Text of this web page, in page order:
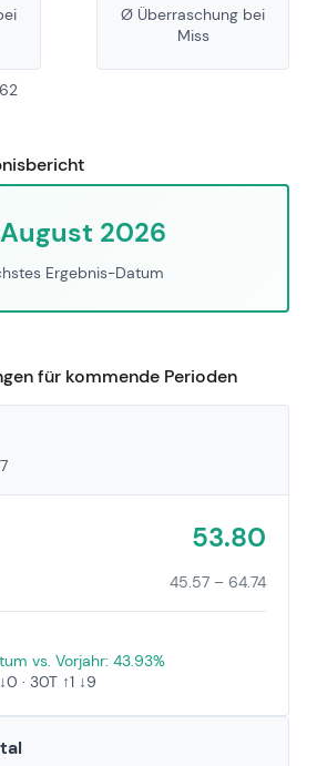
Ø Überraschung bei
Miss
2026
Ergebnis-Datum
für kommende Perioden
53.80
45.57 – 64.74
vs. Vorjahr: 43.93%
· 30T ↑1 ↓9